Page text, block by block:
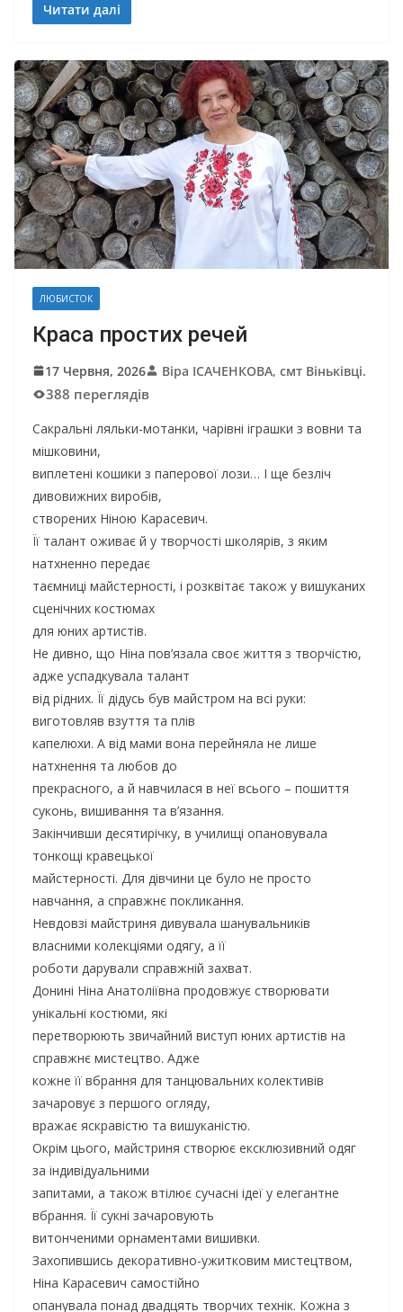
Читати далі
ЛЮБИСТОК
Краса простих речей
17 Червня, 2026 Віра ІСАЧЕНКОВА, смт Віньківці.
388 переглядів
Сакральні ляльки-мотанки, чарівні іграшки з вовни та
мішковини,
виплетені кошики з паперової лози… І ще безліч
дивовижних виробів,
створених Ніною Карасевич.
Її талант оживає й у творчості школярів, з яким
натхненно передає
таємниці майстерності, і розквітає також у вишуканих
сценічних костюмах
для юних артистів.
Не дивно, що Ніна пов’язала своє життя з творчістю,
адже успадкувала талант
від рідних. Її дідусь був майстром на всі руки:
виготовляв взуття та плів
капелюхи. А від мами вона перейняла не лише
натхнення та любов до
прекрасного, а й навчилася в неї всього – пошиття
суконь, вишивання та в’язання.
Закінчивши десятирічку, в училищі опановувала
тонкощі кравецької
майстерності. Для дівчини це було не просто
навчання, а справжнє покликання.
Невдовзі майстриня дивувала шанувальників
власними колекціями одягу, а її
роботи дарували справжній захват.
Донині Ніна Анатоліївна продовжує створювати
унікальні костюми, які
перетворюють звичайний виступ юних артистів на
справжнє мистецтво. Адже
кожне її вбрання для танцювальних колективів
зачаровує з першого огляду,
вражає яскравістю та вишуканістю.
Окрім цього, майстриня створює ексклюзивний одяг
за індивідуальними
запитами, а також втілює сучасні ідеї у елегантне
вбрання. Її сукні зачаровують
витонченими орнаментами вишивки.
Захопившись декоративно-ужитковим мистецтвом,
Ніна Карасевич самостійно
опанувала понад двадцять творчих технік. Кожна з